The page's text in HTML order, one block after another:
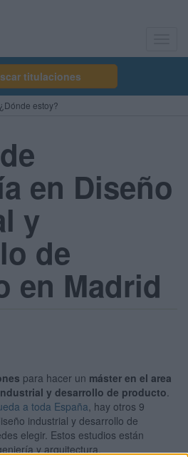
titulaciones
¿Dónde estoy?
en Diseño
y
de
en Madrid
para hacer un máster en el area
y desarrollo de producto.
a toda España, hay otros 9
industrial y desarrollo de
elegir. Estos estudios están
y arquitectura.